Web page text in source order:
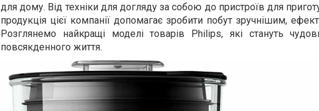
для дому. Від техніки для догляду за собою до пристроїв для
продукція цієї компанії допомагає зробити побут зручнішим,
Розглянемо найкращі моделі товарів Philips, які стануть
повсякденного життя.